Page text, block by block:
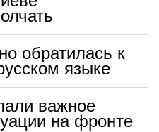
обратилась к
языке
важное
на фронте